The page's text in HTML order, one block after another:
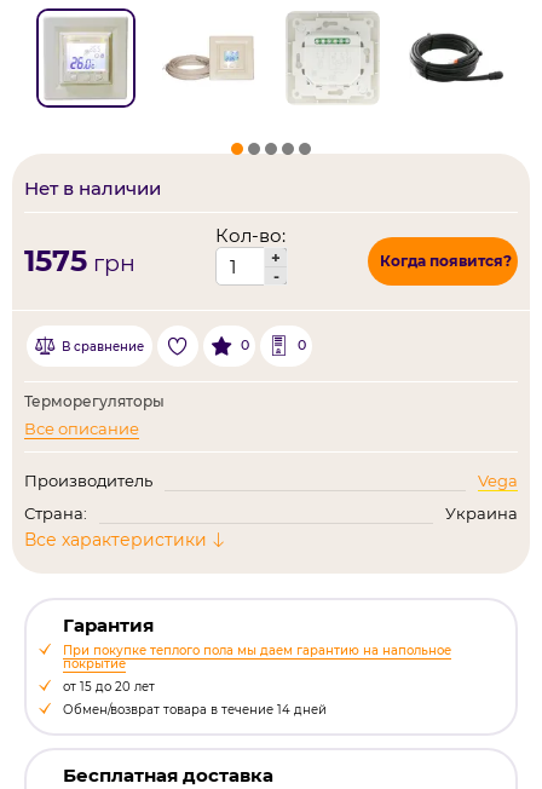
Нет в наличии
1575 грн
Кол-во:
+
-
Когда появится?
В сравнение 0 0
Терморегуляторы
Все описание
Производитель
Vega
Страна:
Украина
Все характеристики
Гарантия
При покупке теплого пола мы даем гарантию на напольное
покрытие
от 15 до 20 лет
Обмен/возврат товара в течение 14 дней
Бесплатная доставка